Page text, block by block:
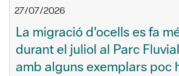
27/07/2026
La migració d'ocells es fa
durant el juliol al Parc
amb alguns exemplars poc